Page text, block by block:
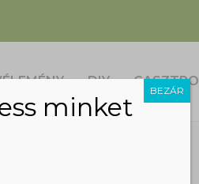
DIY GASZTRO
minket
BEZÁR